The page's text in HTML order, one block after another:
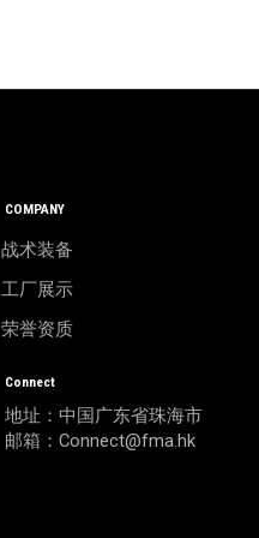
COMPANY
战术装备
工厂展示
荣誉资质
Connect
地址：中国广东省珠海市
邮箱：Connect@fma.hk